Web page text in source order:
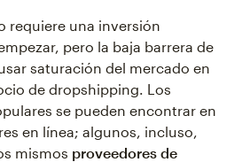
requiere una inversión
pero la baja barrera de
saturación del mercado en
de dropshipping. Los
se pueden encontrar en
en línea; algunos, incluso,
mismos proveedores de